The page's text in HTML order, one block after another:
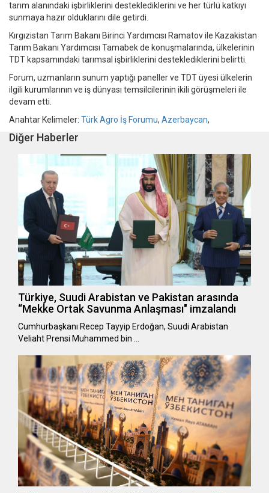
tarım alanındaki işbirliklerini desteklediklerini ve her türlü katkıyı
sunmaya hazır olduklarını dile getirdi.
Kırgızistan Tarım Bakanı Birinci Yardımcısı Ramatov ile Kazakistan
Tarım Bakanı Yardımcısı Tamabek de konuşmalarında, ülkelerinin
TDT kapsamındaki tarımsal işbirliklerini desteklediklerini belirtti.
Forum, uzmanların sunum yaptığı paneller ve TDT üyesi ülkelerin
ilgili kurumlarının ve iş dünyası temsilcilerinin ikili görüşmeleri ile
devam etti.
Anahtar Kelimeler: Türk Agro İş Forumu, Azerbaycan,
Diğer Haberler
Türkiye, Suudi Arabistan ve Pakistan arasında
“Mekke Ortak Savunma Anlaşması" imzalandı
Cumhurbaşkanı Recep Tayyip Erdoğan, Suudi Arabistan
Veliaht Prensi Muhammed bin …